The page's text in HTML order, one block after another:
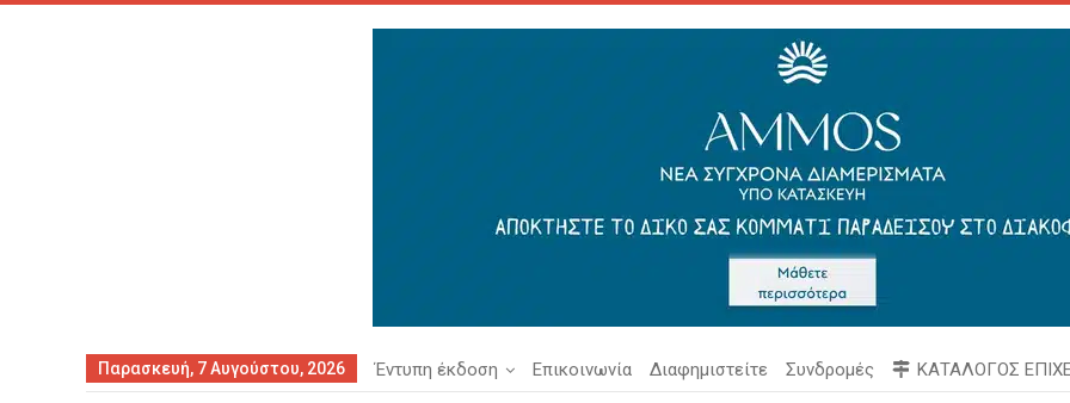
Παρασκευή, 7 Αυγούστου, 2026 Έντυπη έκδοση Επικοινωνία Διαφημιστείτε Συνδρομές ΚΑΤΑΛΟΓΟΣ